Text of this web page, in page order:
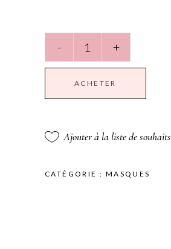
et
réparateur
- +
ACHETER
Ajouter à la liste de souhaits
CATÉGORIE : MASQUES